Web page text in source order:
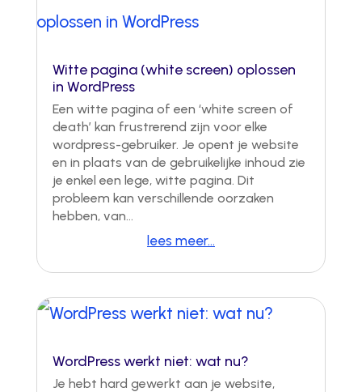
Witte pagina (white screen) oplossen
in WordPress
Een witte pagina of een ‘white screen of
death’ kan frustrerend zijn voor elke
wordpress-gebruiker. Je opent je website
en in plaats van de gebruikelijke inhoud zie
je enkel een lege, witte pagina. Dit
probleem kan verschillende oorzaken
hebben, van...
lees meer...
WordPress werkt niet: wat nu?
Je hebt hard gewerkt aan je website,